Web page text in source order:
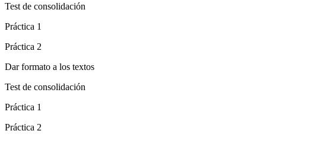
Test de consolidación
Práctica 1
Práctica 2
Dar formato a los textos
Test de consolidación
Práctica 1
Práctica 2